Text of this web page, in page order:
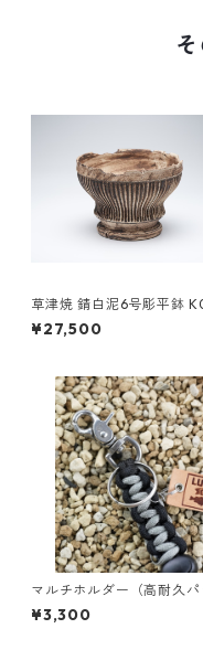
草津焼 錆白泥6号彫平鉢
【SOLDOUT】
¥27,500
マルチホルダー（高耐久パ
シュートコード 4mm）
¥3,300